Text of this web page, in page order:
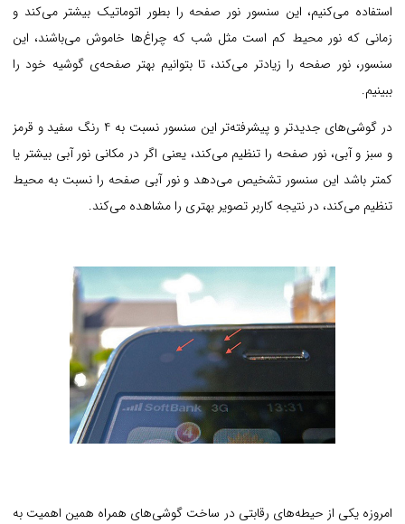
استفاده می‌کنیم، این سنسور نور صفحه را بطور اتوماتیک بیشتر می‌کند و
زمانی که نور محیط کم است مثل شب که چراغ‌ها خاموش می‌باشند، این
سنسور، نور صفحه را زیادتر می‌کند، تا بتوانیم بهتر صفحه‌ی گوشیه خود را
ببینیم.
در گوشی‌های جدیدتر و پیشرفته‌تر این سنسور نسبت به 4 رنگ سفید و قرمز
و سبز و آبی، نور صفحه را تنظیم می‌کند، یعنی اگر در مکانی نور آبی بیشتر یا
کمتر باشد این سنسور تشخیص می‌دهد و نور آبی صفحه را نسبت به محیط
تنظیم می‌کند، در نتیجه کاربر تصویر بهتری را مشاهده می‌کند.
امروزه یکی از حیطه‌های رقابتی در ساخت گوشی‌های همراه همین اهمیت به